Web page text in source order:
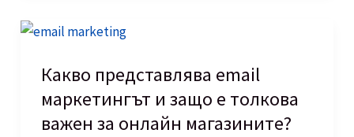
магазини:
да
увеличите
продажбите
Какво представлява email
маркетингът и защо е толкова
важен за онлайн магазините?